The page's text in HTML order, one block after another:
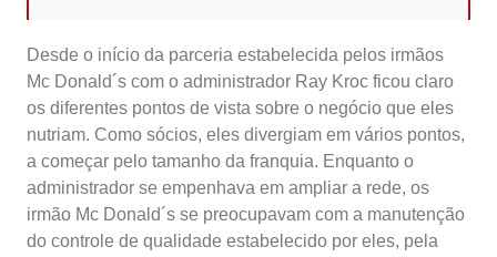
Desde o início da parceria estabelecida pelos irmãos
Mc Donald´s com o administrador Ray Kroc ficou claro
os diferentes pontos de vista sobre o negócio que eles
nutriam. Como sócios, eles divergiam em vários pontos,
a começar pelo tamanho da franquia. Enquanto o
administrador se empenhava em ampliar a rede, os
irmão Mc Donald´s se preocupavam com a manutenção
do controle de qualidade estabelecido por eles, pela